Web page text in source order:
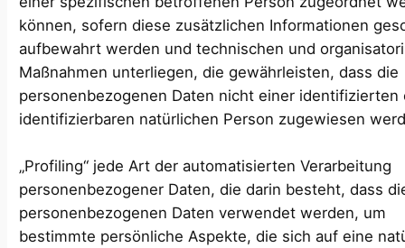
können, sofern diese zusätzlichen Informationen
aufbewahrt werden und technischen und
Maßnahmen unterliegen, die gewährleisten, dass die
personenbezogenen Daten nicht einer identifizierten
identifizierbaren natürlichen Person zugewiesen
„Profiling“ jede Art der automatisierten Verarbeitung
personenbezogener Daten, die darin besteht, dass
personenbezogenen Daten verwendet werden, um
bestimmte persönliche Aspekte, die sich auf eine